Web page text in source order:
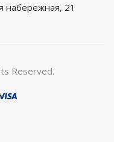
набережная, 21
Reserved.